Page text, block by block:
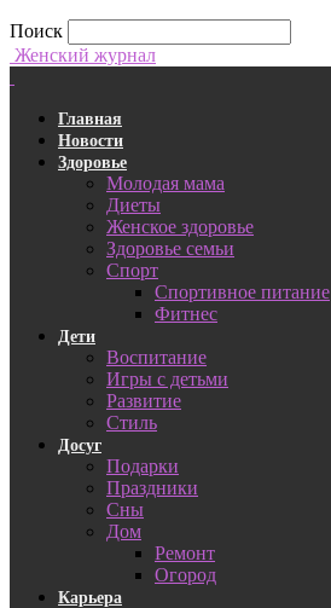
Поиск
Женский журнал
Главная
Новости
Здоровье
Молодая мама
Диеты
Женское здоровье
Здоровье семьи
Спорт
Спортивное питание
Фитнес
Дети
Воспитание
Игры с детьми
Развитие
Стиль
Досуг
Подарки
Праздники
Сны
Дом
Ремонт
Огород
Карьера